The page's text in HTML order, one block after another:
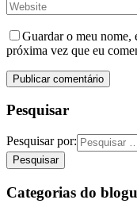
Guardar o meu nome,
próxima vez que eu
Pesquisar
Pesquisar por:
Categorias do